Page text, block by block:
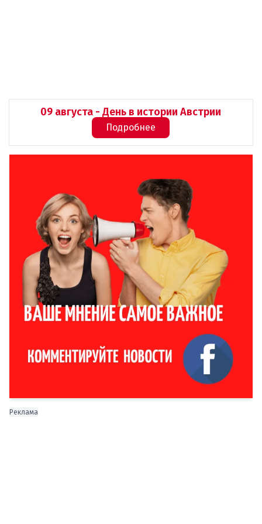
09 августа - День в истории Австрии
Подробнее
Реклама